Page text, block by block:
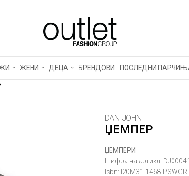
ЖЕНИ ДЕЦА БРЕНДОВИ ПОСЛЕДНИ
DAN JOHN
ЏЕМПЕР
ЏЕМПЕРИ
Шифра на артикл:
Isbn: I20M31-1468-